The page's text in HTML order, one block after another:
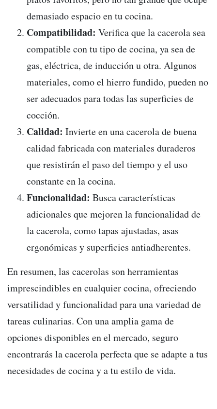
demasiado espacio en tu cocina.
Compatibilidad: Verifica que la cacerola sea
compatible con tu tipo de cocina, ya sea de
gas, eléctrica, de inducción u otra. Algunos
materiales, como el hierro fundido, pueden no
ser adecuados para todas las superficies de
cocción.
Calidad: Invierte en una cacerola de buena
calidad fabricada con materiales duraderos
que resistirán el paso del tiempo y el uso
constante en la cocina.
Funcionalidad: Busca características
adicionales que mejoren la funcionalidad de
la cacerola, como tapas ajustadas, asas
ergonómicas y superficies antiadherentes.
En resumen, las cacerolas son herramientas
imprescindibles en cualquier cocina, ofreciendo
versatilidad y funcionalidad para una variedad de
tareas culinarias. Con una amplia gama de
opciones disponibles en el mercado, seguro
encontrarás la cacerola perfecta que se adapte a tus
necesidades de cocina y a tu estilo de vida.